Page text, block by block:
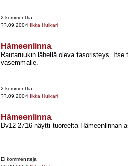
2 kommenttia
??.09.2004 Ilkka Huikari
Hämeenlinna
Rautaruukin lähellä oleva tasoristeys. Itse
vasemmalle.
2 kommenttia
??.09.2004 Ilkka Huikari
Hämeenlinna
Dv12 2716 näytti tuoreelta Hämeenlinnan
Ei kommentteja